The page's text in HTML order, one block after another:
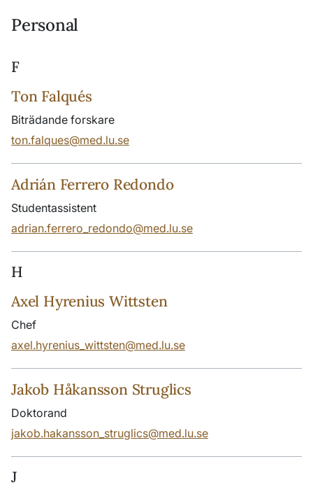
Personal
F
Ton Falqués
Biträdande forskare
ton.falques@med.lu.se
Adrián Ferrero Redondo
Studentassistent
adrian.ferrero_redondo@med.lu.se
H
Axel Hyrenius Wittsten
Chef
axel.hyrenius_wittsten@med.lu.se
Jakob Håkansson Struglics
Doktorand
jakob.hakansson_struglics@med.lu.se
J